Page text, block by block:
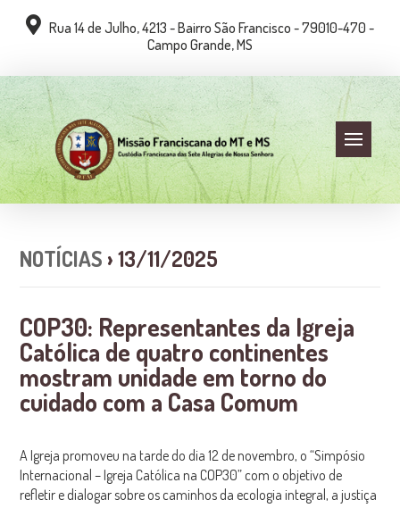
Rua 14 de Julho, 4213 - Bairro São Francisco - 79010-470 -
Campo Grande, MS
NOTÍCIAS › 13/11/2025
COP30: Representantes da Igreja
Católica de quatro continentes
mostram unidade em torno do
cuidado com a Casa Comum
A Igreja promoveu na tarde do dia 12 de novembro, o “Simpósio
Internacional – Igreja Católica na COP30” com o objetivo de
refletir e dialogar sobre os caminhos da ecologia integral, a justiça